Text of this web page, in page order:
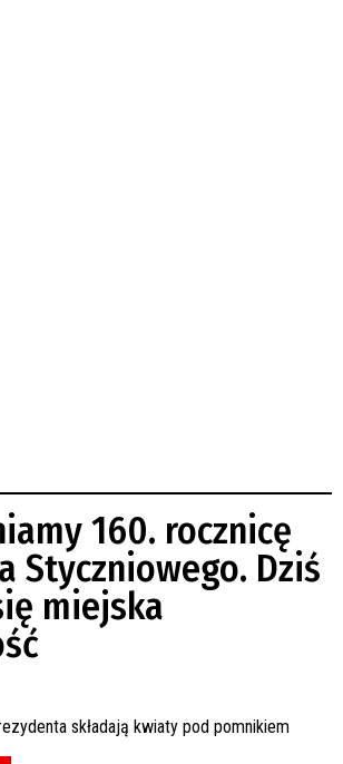
160. rocznicę
Styczniowego. Dziś
miejska